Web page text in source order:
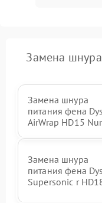
Замена
Замена шнура
питания фена
AirWrap HD15
Замена шнура
питания фена
Supersonic r